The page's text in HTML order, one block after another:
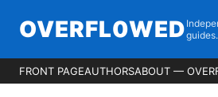
OVERFL0WEDguides.
FRONT PAGEAUTHORSABOUT —